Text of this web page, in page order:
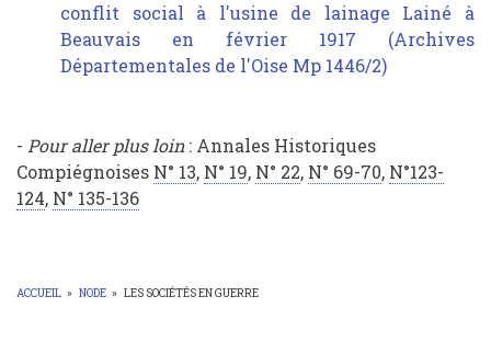
conflit social à l'usine de lainage Lainé à
Beauvais en février 1917 (Archives
Départementales de l'Oise Mp 1446/2)
- Pour aller plus loin: Annales Historiques
Compiégnoises N° 13, N° 19, N° 22, N° 69-70, N°123-
124, N° 135-136
ACCUEIL » NODE » LES SOCIÉTÉS EN GUERRE